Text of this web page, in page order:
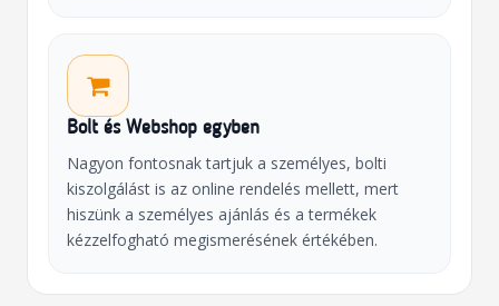
Bolt és Webshop egyben
Nagyon fontosnak tartjuk a személyes, bolti
kiszolgálást is az online rendelés mellett, mert
hiszünk a személyes ajánlás és a termékek
kézzelfogható megismerésének értékében.